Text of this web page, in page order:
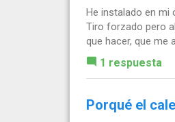
He instalado en mi
Tiro forzado pero
que hacer, que me
1 respuesta
Porqué el